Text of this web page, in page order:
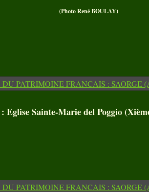
(Photo René BOULAY)
Eglise Sainte-Marie del Poggio